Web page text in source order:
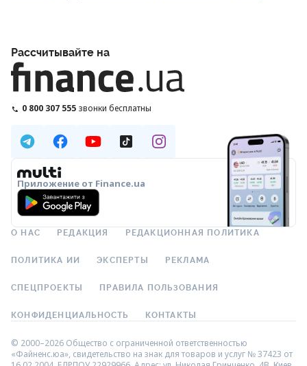
Рассчитывайте на
0 800 307 555 звонки бесплатны
Приложение от Finance.ua
О НАС РЕДАКЦИЯ РЕДАКЦИОННАЯ ПОЛИТИКА
ПОЛИТИКА ИИ ЭКСПЕРТЫ РЕКЛАМА
СПЕЦПРОЕКТЫ ПРАВИЛА ПОЛЬЗОВАНИЯ
КОНФИДЕНЦИАЛЬНОСТЬ КОНТАКТЫ
© 2000–2026 Общество с ограниченной ответственностью
«Файненс.юа», свидетельство на знак для товаров и услуг № 37423 от